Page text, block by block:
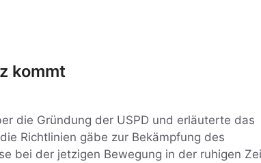
kommt
die Gründung der USPD und erläuterte das
Richtlinien gäbe zur Bekämpfung des
bei der jetzigen Bewegung in der ruhigen